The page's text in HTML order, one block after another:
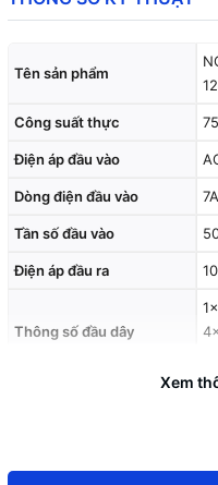
Tên sản phẩm
Công suất thực
Điện áp đầu vào
Dòng điện đầu vào 7A
Tần số đầu vào
Điện áp đầu ra
Thông số đầu dây
Cân nặng sản phẩm
Xem